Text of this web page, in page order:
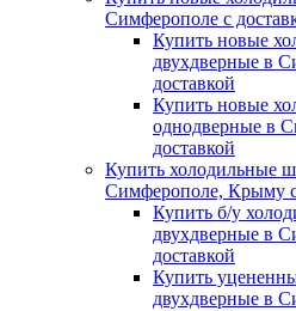
Симферополе с
Купить новые
двухдверные в
доставкой
Купить новые
однодверные в
доставкой
Купить холодильные
Симферополе, Крыму с
Купить б/у
двухдверные в
доставкой
Купить
двухдверные в